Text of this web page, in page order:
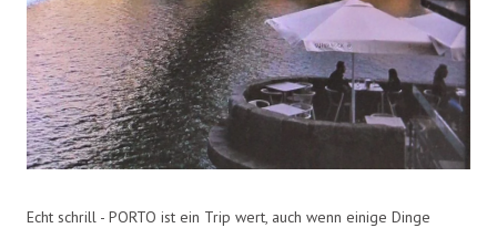
Echt schrill - PORTO ist ein Trip wert, auch wenn einige Dinge